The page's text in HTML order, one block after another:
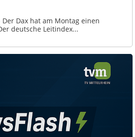
Dax hat am Montag einen
deutsche Leitindex...